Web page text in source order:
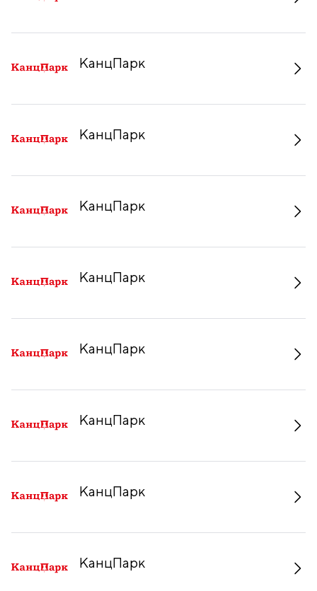
КанцПарк
КанцПарк
КанцПарк
КанцПарк
КанцПарк
КанцПарк
КанцПарк
КанцПарк